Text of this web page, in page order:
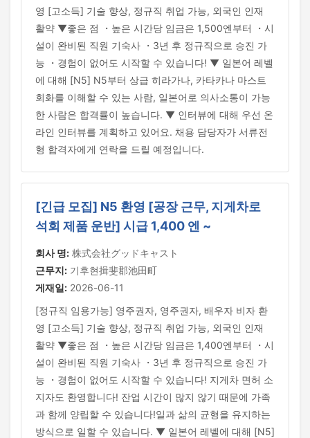
영 [고소득] 기술 향상, 정규직 취업 가능, 외국인 인재
활약 ▼좋은 점 ・높은 시간당 임금은 1,500엔부터 ・시
설이 완비된 직원 기숙사 ・3년 후 정규직으로 승진 가
능 ・경험이 없어도 시작할 수 있습니다! ▼ 일본어 레벨
에 대해 [N5] N5부터 상급 히라가나, 카타카나 마스트
회화를 이해할 수 있는 사람, 일본어로 의사소통이 가능
한 사람은 합격률이 높습니다. ▼ 인터뷰에 대해 우선 온
라인 인터뷰를 계획하고 있어요. 채용 담당자가 서류전
형 합격자에게 연락을 드릴 예정입니다.
[긴급 모집] N5 환영 [공장 근무, 지게차로
석회 제품 운반] 시급 1,400 엔 ~
회사 명: 株式会社グッドキャスト
근무지: 기후현揖斐郡池田町
게재일: 2026-06-11
[정규직 임용가능] 영주권자, 영주권자, 배우자 비자 환
영 [고소득] 기술 향상, 정규직 취업 가능, 외국인 인재
활약 ▼좋은 점 ・높은 시간당 임금은 1,400엔부터 ・시
설이 완비된 직원 기숙사 ・3년 후 정규직으로 승진 가
능 ・경험이 없어도 시작할 수 있습니다! 지게차 면허 소
지자도 환영합니다! 잔업 시간이 많지 않기 때문에 가족
과 함께 양립할 수 있습니다!일과 삶의 균형을 유지하는
방식으로 일할 수 있습니다. ▼ 일본어 레벨에 대해 [N5]